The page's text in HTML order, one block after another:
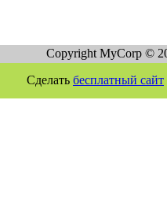
Copyright MyCorp ©
Сделать бесплатный сайт